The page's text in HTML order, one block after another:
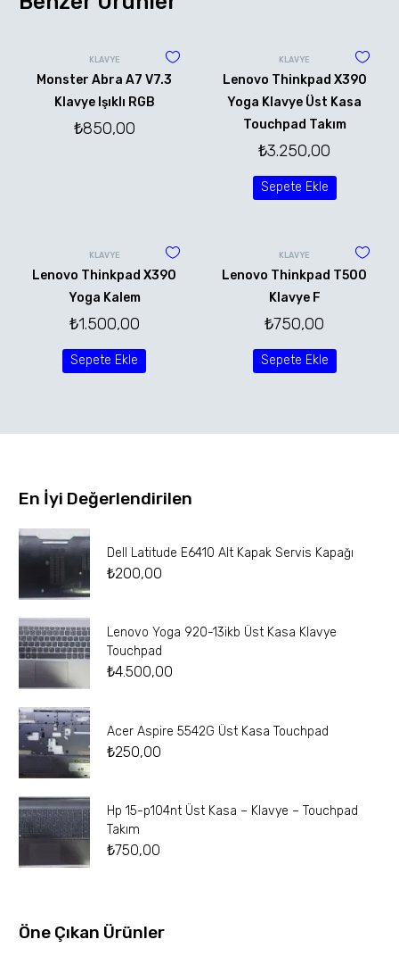
KLAVYE
Monster Abra A7 V7.3
Klavye Işıklı RGB
₺850,00
KLAVYE
Lenovo Thinkpad X390
Yoga Klavye Üst Kasa
Touchpad Takım
₺3.250,00
Sepete Ekle
KLAVYE
Lenovo Thinkpad X390
Yoga Kalem
₺1.500,00
Sepete Ekle
KLAVYE
Lenovo Thinkpad T500
Klavye F
₺750,00
Sepete Ekle
En İyi Değerlendirilen
Dell Latitude E6410 Alt Kapak Servis Kapağı
₺200,00
Lenovo Yoga 920-13ikb Üst Kasa Klavye
Touchpad
₺4.500,00
Acer Aspire 5542G Üst Kasa Touchpad
₺250,00
Hp 15-p104nt Üst Kasa – Klavye – Touchpad
Takım
₺750,00
Öne Çıkan Ürünler